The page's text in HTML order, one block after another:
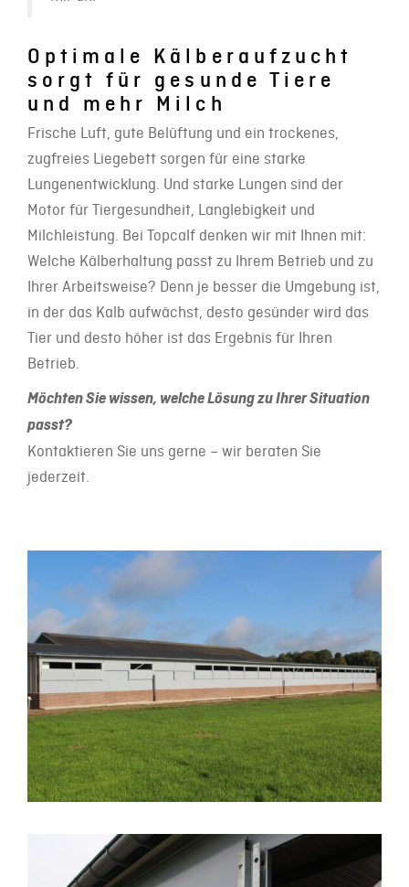
Optimale Kälberaufzucht
sorgt für gesunde Tiere
und mehr Milch
Frische Luft, gute Belüftung und ein trockenes,
zugfreies Liegebett sorgen für eine starke
Lungenentwicklung. Und starke Lungen sind der
Motor für Tiergesundheit, Langlebigkeit und
Milchleistung. Bei Topcalf denken wir mit Ihnen mit:
Welche Kälberhaltung passt zu Ihrem Betrieb und zu
Ihrer Arbeitsweise? Denn je besser die Umgebung ist,
in der das Kalb aufwächst, desto gesünder wird das
Tier und desto höher ist das Ergebnis für Ihren
Betrieb.
Möchten Sie wissen, welche Lösung zu Ihrer Situation
passt?
Kontaktieren Sie uns gerne – wir beraten Sie
jederzeit.